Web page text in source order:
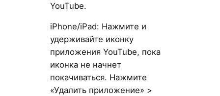
YouTube.
iPhone/iPad: Нажмите и
удерживайте иконку
приложения YouTube, пока
иконка не начнет
покачиваться. Нажмите
«Удалить приложение» >